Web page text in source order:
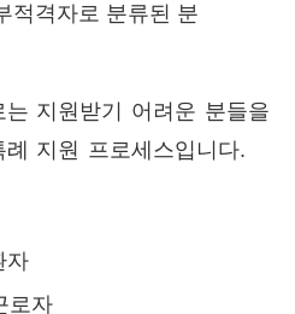
적격자로 분류된 분
지원받기 어려운 분들을
지원 프로세스입니다.
자
로자